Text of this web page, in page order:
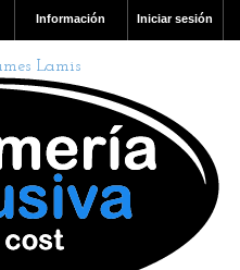
Iniciar sesión
Información
Lamis